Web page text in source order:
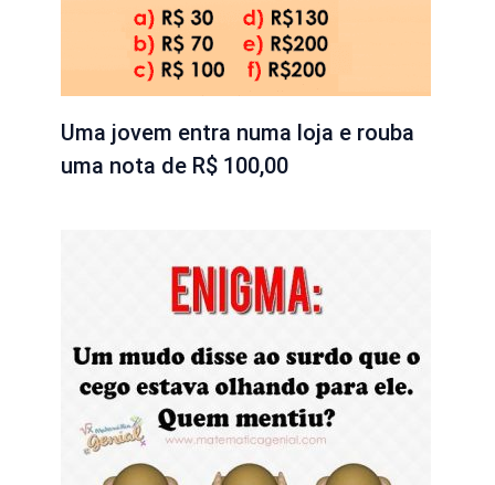
Uma jovem entra numa loja e rouba
uma nota de R$ 100,00